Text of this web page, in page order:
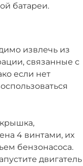
батареи.
извлечь из
связанные с
если нет
4 винтами, их
бензонасоса.
двигатель